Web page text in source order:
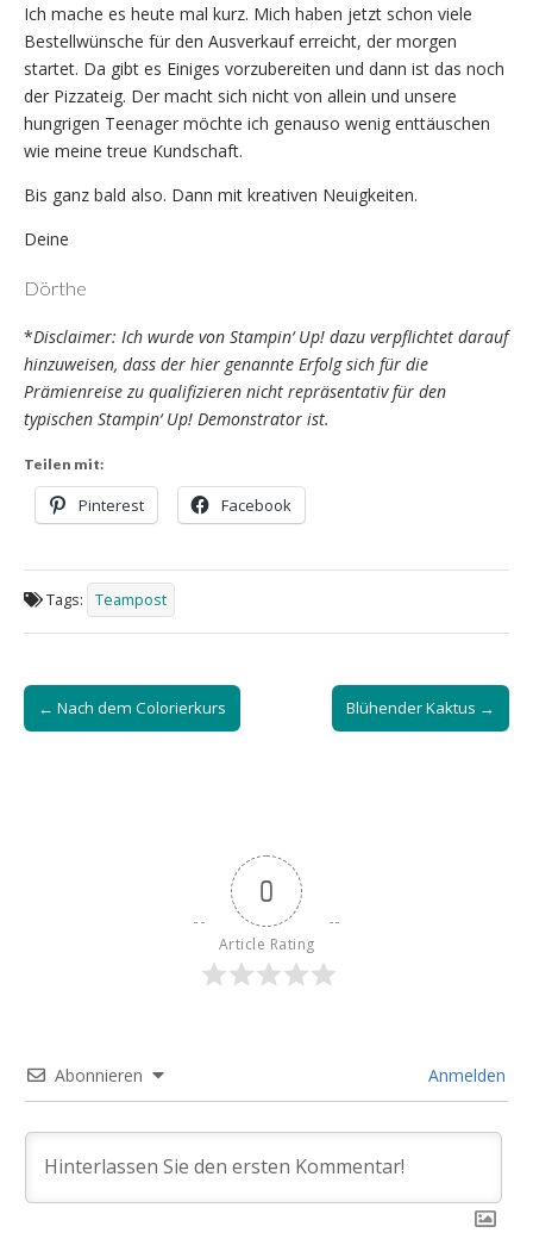
Ich mache es heute mal kurz. Mich haben jetzt schon viele
Bestellwünsche für den Ausverkauf erreicht, der morgen
startet. Da gibt es Einiges vorzubereiten und dann ist das noch
der Pizzateig. Der macht sich nicht von allein und unsere
hungrigen Teenager möchte ich genauso wenig enttäuschen
wie meine treue Kundschaft.
Bis ganz bald also. Dann mit kreativen Neuigkeiten.
Deine
Dörthe
*Disclaimer: Ich wurde von Stampin‘ Up! dazu verpflichtet darauf
hinzuweisen, dass der hier genannte Erfolg sich für die
Prämienreise zu qualifizieren nicht repräsentativ für den
typischen Stampin‘ Up! Demonstrator ist.
Teilen mit:
Pinterest Facebook
Tags: Teampost
Post
navigation
← Nach dem Colorierkurs Blühender Kaktus →
0
Article Rating
Abonnieren Anmelden